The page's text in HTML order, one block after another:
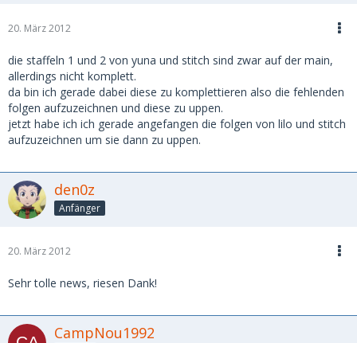
20. März 2012
die staffeln 1 und 2 von yuna und stitch sind zwar auf der main,
allerdings nicht komplett.
da bin ich gerade dabei diese zu komplettieren also die fehlenden
folgen aufzuzeichnen und diese zu uppen.
jetzt habe ich ich gerade angefangen die folgen von lilo und stitch
aufzuzeichnen um sie dann zu uppen.
den0z
Anfänger
20. März 2012
Sehr tolle news, riesen Dank!
CampNou1992